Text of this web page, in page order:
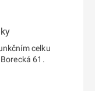
celku
61.